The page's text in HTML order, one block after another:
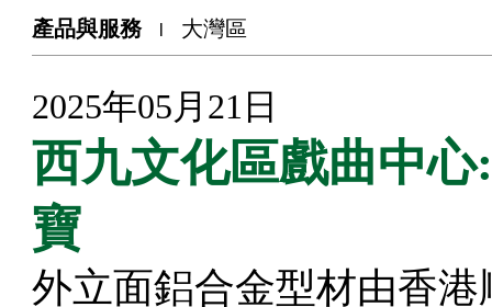
產品與服務 大灣區
2025年05月21日
西九文化區戲曲中
寶
外立面鋁合金型材由香